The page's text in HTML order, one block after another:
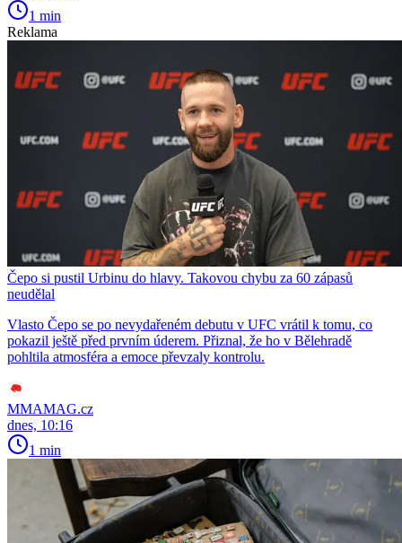
1 min
Reklama
Čepo si pustil Urbinu do hlavy. Takovou chybu za 60 zápasů
neudělal
Vlasto Čepo se po nevydařeném debutu v UFC vrátil k tomu, co
pokazil ještě před prvním úderem. Přiznal, že ho v Bělehradě
pohltila atmosféra a emoce převzaly kontrolu.
MMAMAG.cz
dnes, 10:16
1 min